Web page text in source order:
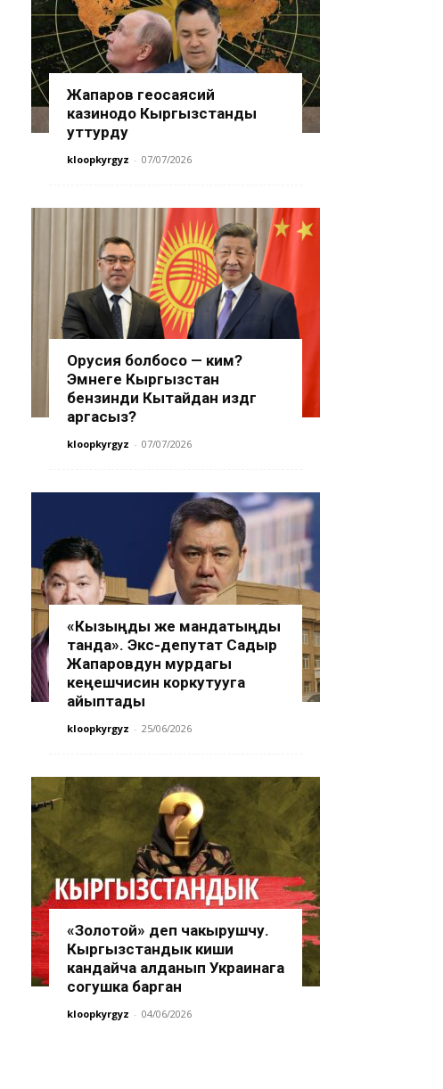
Жапаров геосаясий
казинодо Кыргызстанды
уттурду
kloopkyrgyz - 07/07/2026
Орусия болбосо — ким?
Эмнеге Кыргызстан
бензинди Кытайдан издөөгө
аргасыз?
kloopkyrgyz - 07/07/2026
«Кызыңды же мандатыңды
танда». Экс-депутат Садыр
Жапаровдун мурдагы
кеңешчисин коркутууга
айыптады
kloopkyrgyz - 25/06/2026
«Золотой» деп чакырушчу.
Кыргызстандык киши
кандайча алданып Украинага
согушка барган
kloopkyrgyz - 04/06/2026